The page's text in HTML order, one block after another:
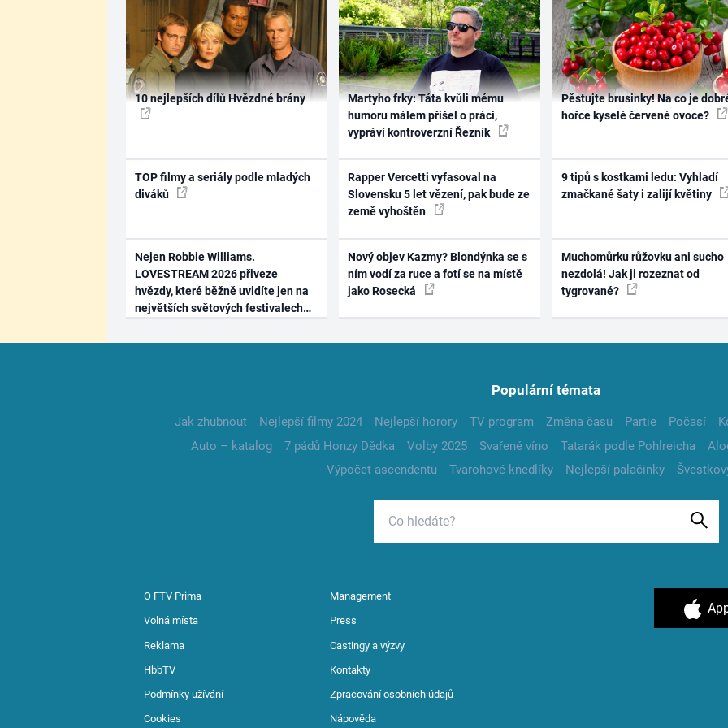
10 nejlepších dílů Hvězdné brány
TOP filmy a seriály podle mladých
diváků
Nejen Robbie Williams.
LOVESTREAM 2026 přiveze
hvězdy, které běžně uvidíte jen na
největších světových festivalech
Martyho frky: Táta kvůli mému
humoru málem přišel o práci,
vypráví kontroverzní Řezník
Rapper Vercetti vyfasoval na
Slovensku 5 let vězení, pak bude ze
země vyhoštěn
Nový objev Kazmy? Blondýnka se s
ním vodí za ruce a fotí se na místě
jako Rosecká
Pěstujte brusinky! Na co je
hořce kyselé červené ovoce?
9 tipů s kostkami ledu: Vyhladí
zmačkané šaty i zalijí květiny
Muchomůrku růžovku ani sucho
nezdolá! Jak ji rozeznat od
tygrované?
Populární témata
Jak zhubnout Nejlepší filmy 2024 Nejlepší horory TV program Změna času Partie Počasí
Auto – katalog
7 pádů Honzy Dědka Volby 2025 Svařené víno Tatarák podle Pohlreicha
Výpočet ascendentu
Tvarohové knedlíky Nejlepší palačinky
O FTV Prima Management
Volná místa Press
Reklama Castingy a výzvy
HbbTV Kontakty
Podmínky užívání Zpracování osobních údajů
Cookies Nápověda